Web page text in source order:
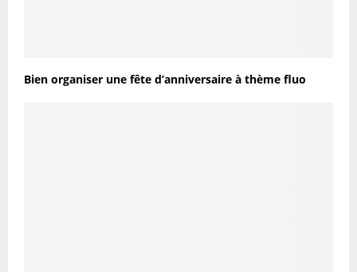
Bien organiser une fête d’anniversaire à thème fluo